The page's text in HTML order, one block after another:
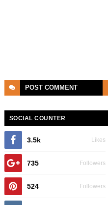
POST COMMENT
SOCIAL COUNTER
3.5k Likes
735 Followers
524 Followers